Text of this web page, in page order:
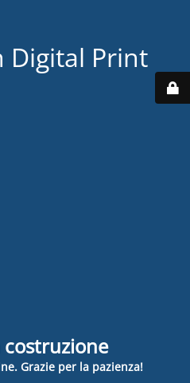
Digital Print
costruzione
Grazie per la pazienza!